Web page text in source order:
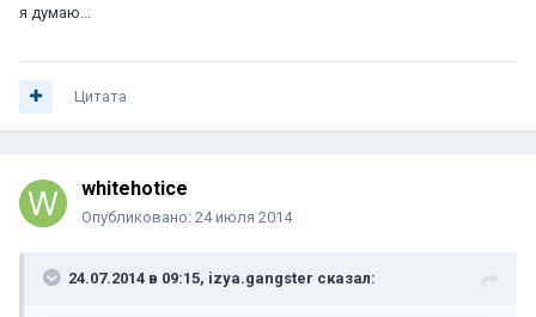
я думаю...
Цитата
whitehotice
Опубликовано: 24 июля 2014
24.07.2014 в 09:15, izya.gangster сказал: